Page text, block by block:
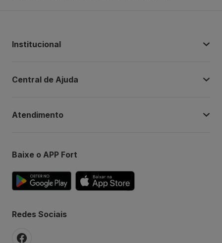
Institucional
Central de Ajuda
Atendimento
Baixe o APP Fort
Redes Sociais